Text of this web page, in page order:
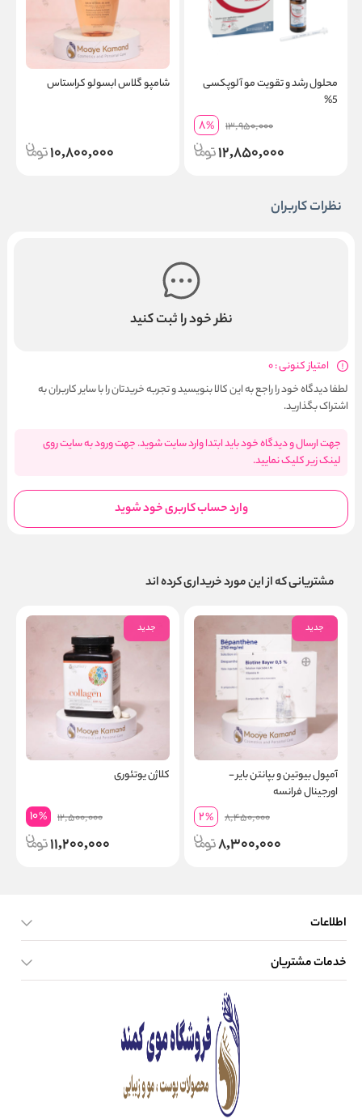
محلول رشد و تقویت مو آلوپکسی
5%
13,950,000
8%
12,850,000
شامپو گلاس ابسولو کراستاس
10,800,000
نظرات کاربران
نظر خود را ثبت کنید
امتیاز کنونی : 0
لطفا دیدگاه خود را راجع به این کالا بنویسید و تجربه خریدتان را با سایر کاربران به
اشتراک بگذارید.
جهت ارسال و دیدگاه خود باید ابتدا وارد سایت شوید. جهت ورود به سایت روی
لینک زیر کلیک نمایید.
وارد حساب کاربری خود شوید
مشتریانی که از این مورد خریداری کرده اند
جدید
آمپول بیوتین و بپانتن بایر -
اورجینال فرانسه
8,450,000
2%
8,300,000
جدید
کلاژن یوتئوری
12,500,000
10%
11,200,000
اطلاعات
صفحه اصلی
خدمات مشتریان